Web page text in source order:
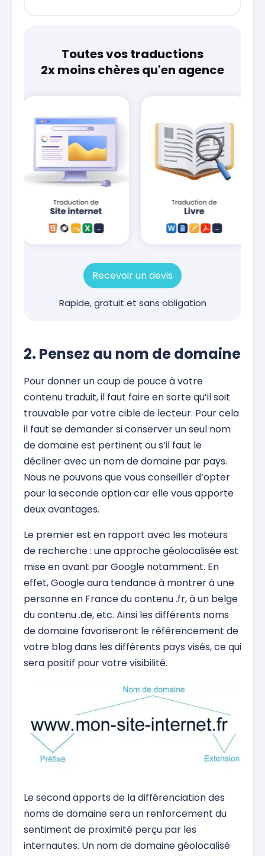
Toutes vos traductions
2x moins chères qu'en agence
Recevoir un devis
Rapide, gratuit et sans obligation
2. Pensez au nom de domaine
Pour donner un coup de pouce à votre
contenu traduit, il faut faire en sorte qu’il soit
trouvable par votre cible de lecteur. Pour cela
il faut se demander si conserver un seul nom
de domaine est pertinent ou s’il faut le
décliner avec un nom de domaine par pays.
Nous ne pouvons que vous conseiller d’opter
pour la seconde option car elle vous apporte
deux avantages.
Le premier est en rapport avec les moteurs
de recherche : une approche géolocalisée est
mise en avant par Google notamment. En
effet, Google aura tendance à montrer à une
personne en France du contenu .fr, à un belge
du contenu .de, etc. Ainsi les différents noms
de domaine favoriseront le référencement de
votre blog dans les différents pays visés, ce qui
sera positif pour votre visibilité.
Le second apports de la différenciation des
noms de domaine sera un renforcement du
sentiment de proximité perçu par les
internautes. Un nom de domaine géolocalisé